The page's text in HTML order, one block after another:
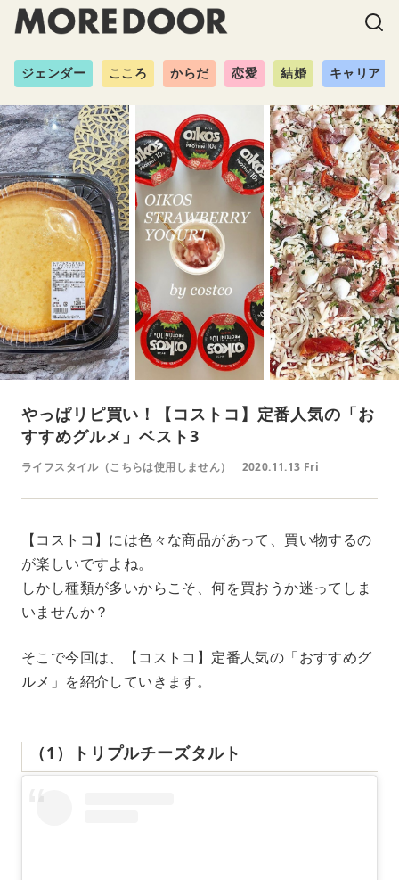
ジェンダー こころ からだ 恋愛 結婚 キャリア
やっぱリピ買い！【コストコ】定番人気の「お
すすめグルメ」ベスト3
ライフスタイル（こちらは使用しません） 2020.11.13 Fri
【コストコ】には色々な商品があって、買い物するの
が楽しいですよね。
しかし種類が多いからこそ、何を買おうか迷ってしま
いませんか？
そこで今回は、【コストコ】定番人気の「おすすめグ
ルメ」を紹介していきます。
（1）トリプルチーズタルト